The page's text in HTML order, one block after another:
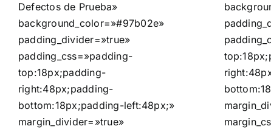
Defectos de Prueba»
background_color=»#97b02e»
padding_divider=»true»
padding_css=»padding-
top:18px;padding-
right:48px;padding-
bottom:18px;padding-left:48px;»
margin_divider=»true»